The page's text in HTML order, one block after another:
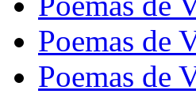
Poemas de
Poemas de